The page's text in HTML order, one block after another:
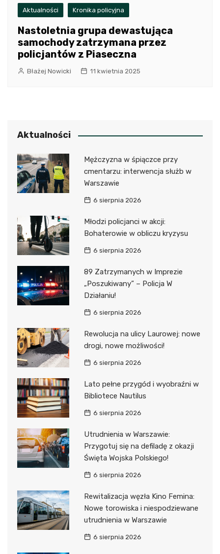
Aktualności Kronika policyjna
Nastoletnia grupa dewastująca
samochody zatrzymana przez
policjantów z Piaseczna
Błażej Nowicki 11 kwietnia 2025
Aktualności
Mężczyzna w śpiączce przy
cmentarzu: interwencja służb w
Warszawie
6 sierpnia 2026
Młodzi policjanci w akcji:
Bohaterowie w obliczu kryzysu
6 sierpnia 2026
89 Zatrzymanych w Imprezie
„Poszukiwany” – Policja W
Działaniu!
6 sierpnia 2026
Rewolucja na ulicy Laurowej: nowe
drogi, nowe możliwości!
6 sierpnia 2026
Lato pełne przygód i wyobraźni w
Bibliotece Nautilus
6 sierpnia 2026
Utrudnienia w Warszawie:
Przygotuj się na defiladę z okazji
Święta Wojska Polskiego!
6 sierpnia 2026
Rewitalizacja węzła Kino Femina:
Nowe torowiska i niespodziewane
utrudnienia w Warszawie
6 sierpnia 2026